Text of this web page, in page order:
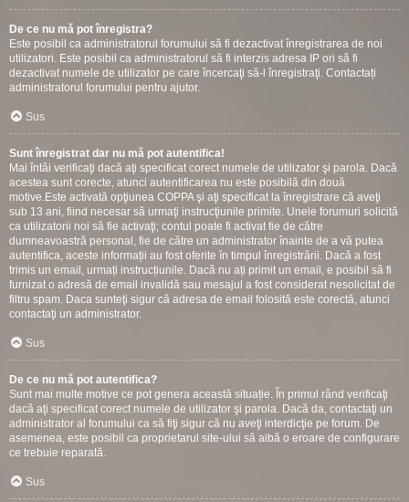
De ce nu mă pot înregistra?
Este posibil ca administratorul forumului să fi dezactivat înregistrarea de noi
utilizatori. Este posibil ca administratorul să fi interzis adresa IP ori să fi
dezactivat numele de utilizator pe care încercaţi să-l înregistraţi. Contactați
administratorul forumului pentru ajutor.
Sus
Sunt înregistrat dar nu mă pot autentifica!
Mai întâi verificaţi dacă aţi specificat corect numele de utilizator şi parola. Dacă
acestea sunt corecte, atunci autentificarea nu este posibilă din două
motive.Este activată opţiunea COPPA şi aţi specificat la înregistrare că aveţi
sub 13 ani, fiind necesar să urmaţi instrucţiunile primite. Unele forumuri solicită
ca utilizatorii noi să fie activaţi; contul poate fi activat fie de către
dumneavoastră personal, fie de către un administrator înainte de a vă putea
autentifica, aceste informații au fost oferite în timpul înregistrării. Dacă a fost
trimis un email, urmați instrucțiunile. Dacă nu ați primit un email, e posibil să fi
furnizat o adresă de email invalidă sau mesajul a fost considerat nesolicitat de
filtru spam. Daca sunteţi sigur că adresa de email folosită este corectă, atunci
contactaţi un administrator.
Sus
De ce nu mă pot autentifica?
Sunt mai multe motive ce pot genera această situație. În primul rând verificaţi
dacă aţi specificat corect numele de utilizator şi parola. Dacă da, contactaţi un
administrator al forumului ca să fiţi sigur că nu aveţi interdicţie pe forum. De
asemenea, este posibil ca proprietarul site-ului să aibă o eroare de configurare
ce trebuie reparată.
Sus